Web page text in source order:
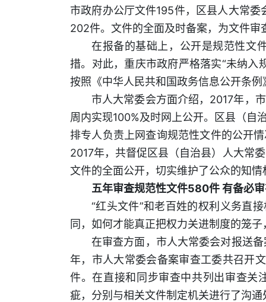
市政府办公厅文件195件，区县人大常
202件。文件的全面及时备案，为文件
在报备的基础上，公开是规范性文
措。对此，重庆市政府严格落实“未纳入
按照《中华人民共和国政务信息公开条
市人大常委会方面介绍，2017年，
周内实现100%及时网上公开。区县（自
排专人负责上网查询规范性文件的公开
2017年，共督促区县（自治县）人大常
文件的全面公开，切实维护了公众的知
五年审查规范性文件580件 有备必
“红头文件”和老百姓的权利义务直
同，如何才能真正把权力关进制度的笼
在审查方面，市人大常委会对报送
年，市人大常委会备案审查工委共召开
件。在直接和同步审查中共列出审查关
疵，分别与相关文件制定机关进行了沟